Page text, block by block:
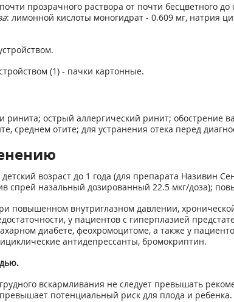
прозрачного раствора от почти бесцветного
: лимонной кислоты моногидрат - 0.609 мг, натрия
(1) - пачки картонные.
острый аллергический ринит; обострение
среднем отите; для устранения отека перед
возраст до 1 года (для препарата Називин
спрей назальный дозированный 22.5 мкг/доза);
повышенном внутриглазном давлении,
у пациентов с гиперплазией
диабете, феохромоцитоме, а также у
антидепрессанты, бромокриптин.
вскармливания не следует превышать
потенциальный риск для плода и ребенка.